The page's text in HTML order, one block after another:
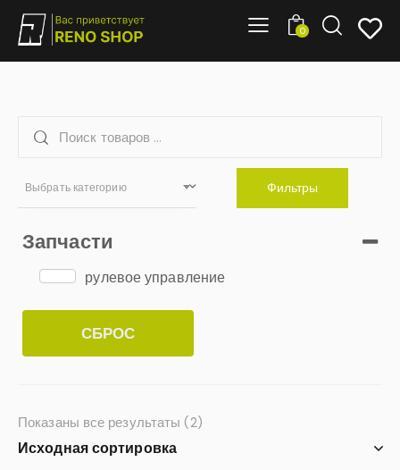
0
Выбрать категорию Фильтры
Запчасти
рулевое управление
СБРОС
Показаны все результаты (2)